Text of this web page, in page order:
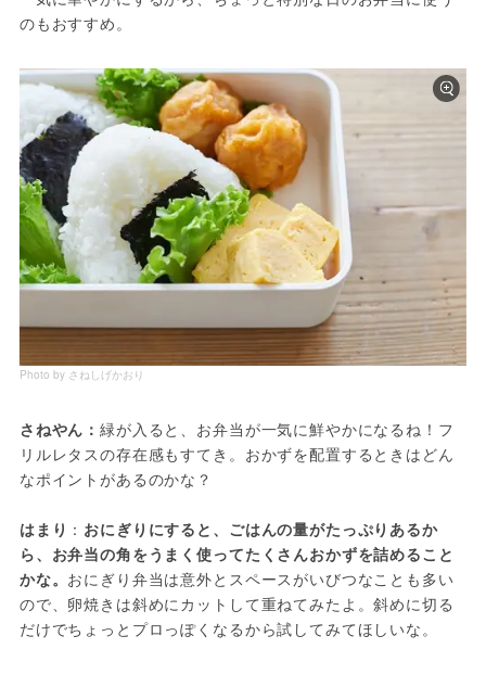
のもおすすめ。
Photo by さねしげかおり
さねやん：緑が入ると、お弁当が一気に鮮やかになるね！フ
リルレタスの存在感もすてき。おかずを配置するときはどん
なポイントがあるのかな？
はまり ： おにぎりにすると、ごはんの量がたっぷりあるか
ら、お弁当の角をうまく使ってたくさんおかずを詰めること
かな。 おにぎり弁当は意外とスペースがいびつなことも多い
ので、卵焼きは斜めにカットして重ねてみたよ。斜めに切る
だけでちょっとプロっぽくなるから試してみてほしいな。